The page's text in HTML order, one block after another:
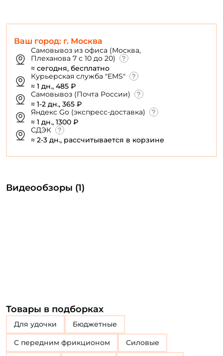
Ваш город: г. Москва
Самовывоз из офиса (Москва,
Плеханова 7 с 10 до 20)
≈ сегодня, бесплатно
Курьерская служба "EMS"
≈ 1 дн., 485 ₽
Самовывоз (Почта России)
≈ 1-2 дн., 365 ₽
Яндекс Go (экспресс-доставка)
≈ 1 дн., 1300 ₽
СДЭК
≈ 2-3 дн., рассчитывается в корзине
Видеообзоры (1)
Товары в подборках
Для удочки Бюджетные
с передним фрикционом Силовые